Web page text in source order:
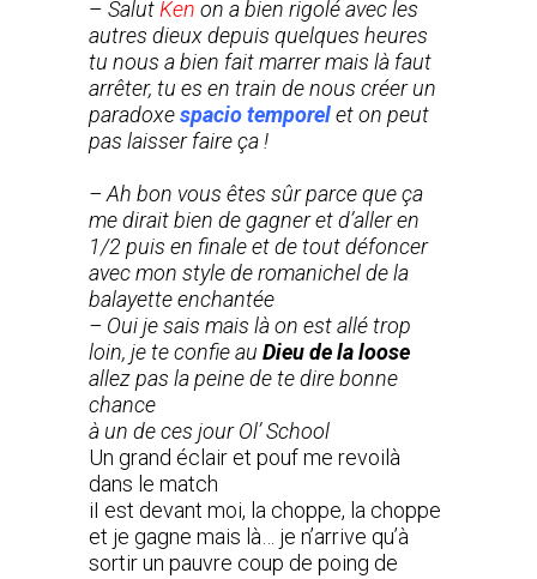
– Salut Ken on a bien rigolé avec les
autres dieux depuis quelques heures
tu nous a bien fait marrer mais là faut
arrêter, tu es en train de nous créer un
paradoxespacio temporelet on peut
pas laisser faire ça !
– Ah bon vous êtes sûr parce que ça
me dirait bien de gagner et d’aller en
1/2 puis en finale et de tout défoncer
avec mon style de romanichel de la
balayette enchantée
– Oui je sais mais là on est allé trop
loin, je te confie au Dieu de la loose
allez pas la peine de te dire bonne
chance
à un de ces jour Ol’ School
Un grand éclair et pouf me revoilà
dans le match
iI est devant moi, la choppe, la choppe
et je gagne mais là… je n’arrive qu’à
sortir un pauvre coup de poing de